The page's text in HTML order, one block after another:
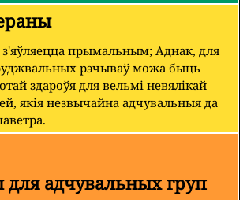
з'яўляецца прымальным; Аднак, для
рэчываў можа быць
здароўя для вельмі невялікай
якія незвычайна адчувальныя да
для адчувальных груп